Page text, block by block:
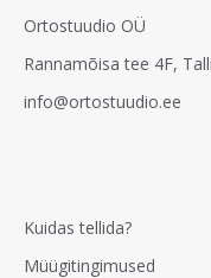
Ortostuudio OÜ
Rannamõisa tee 4F,
info@ortostuudio.ee
Kuidas tellida?
Müügitingimused